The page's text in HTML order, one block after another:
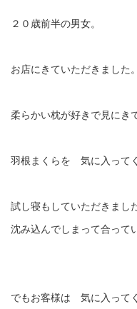
２０歳前半の男女。
お店にきていただきました。
柔らかい枕が好きで見にき
羽根まくらを 気に入って
試し寝もしていただきまし
沈み込んでしまって合って
でもお客様は 気に入って